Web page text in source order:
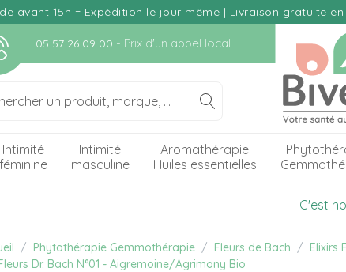
avant 15h = Expédition le jour même | Livraison gratuite
05 57 26 09 00 - Prix d'un appel local
Intimité
féminine
Intimité
masculine
Aromathérapie
Huiles essentielles
C'est
Phytothérapie Gemmothérapie Fleurs de Bach
Elixirs
Dr. Bach N°01 - Aigremoine/Agrimony Bio